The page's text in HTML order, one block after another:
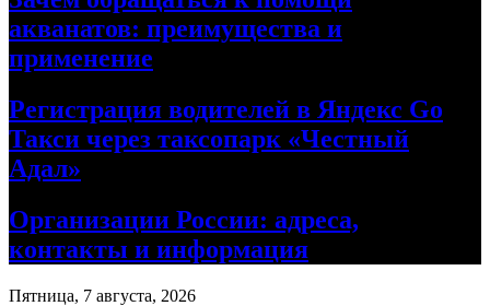
акванатов: преимущества и
применение
Регистрация водителей в Яндекс Go
Такси через таксопарк «Честный
Адал»
Организации России: адреса,
контакты и информация
Пятница, 7 августа, 2026